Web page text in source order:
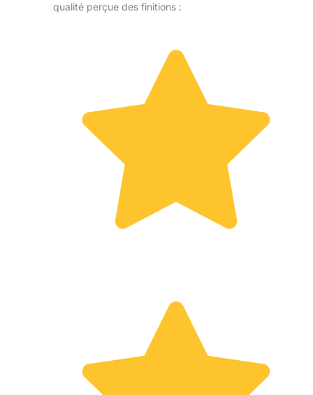
qualité perçue des finitions :